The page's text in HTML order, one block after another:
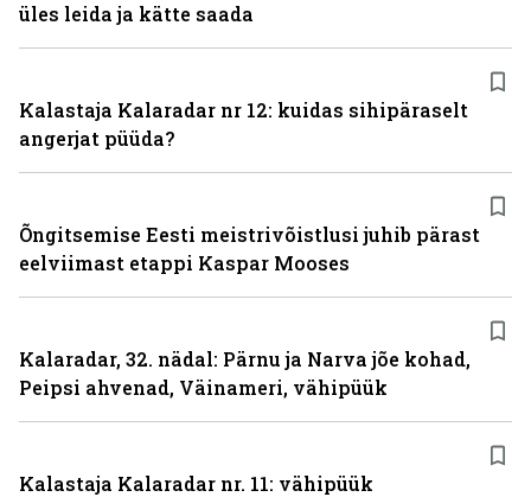
üles leida ja kätte saada
Kalastaja Kalaradar nr 12: kuidas sihipäraselt
angerjat püüda?
Õngitsemise Eesti meistrivõistlusi juhib pärast
eelviimast etappi Kaspar Mooses
Kalaradar, 32. nädal: Pärnu ja Narva jõe kohad,
Peipsi ahvenad, Väinameri, vähipüük
Kalastaja Kalaradar nr. 11: vähipüük